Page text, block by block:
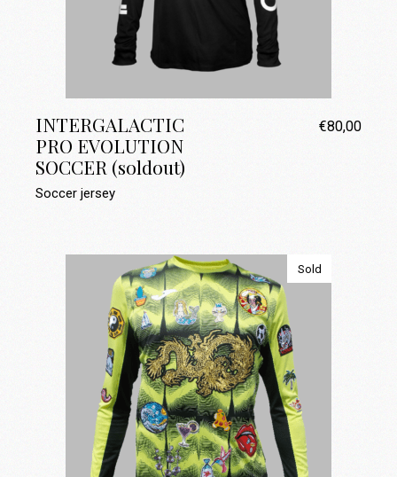
INTERGALACTIC
PRO EVOLUTION
SOCCER (soldout)
€80,00
Soccer jersey
Sold